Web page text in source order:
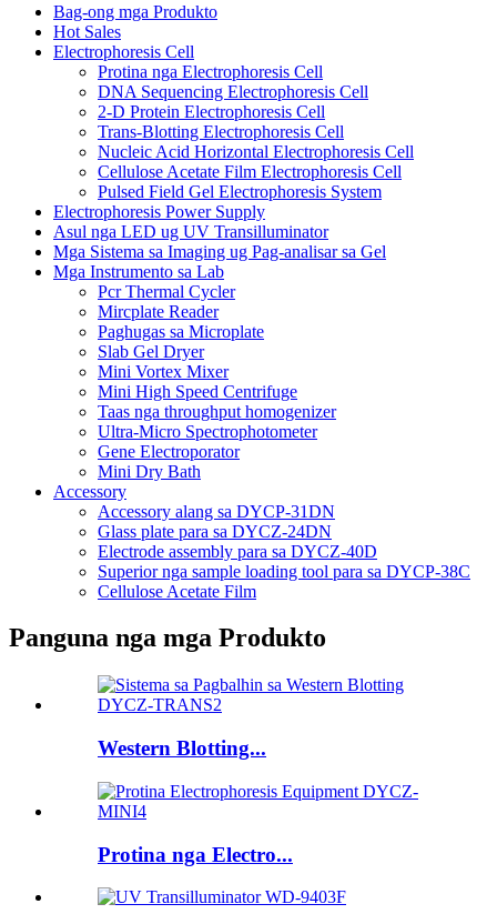
Bag-ong mga Produkto
Hot Sales
Electrophoresis Cell
Protina nga Electrophoresis Cell
DNA Sequencing Electrophoresis Cell
2-D Protein Electrophoresis Cell
Trans-Blotting Electrophoresis Cell
Nucleic Acid Horizontal Electrophoresis Cell
Cellulose Acetate Film Electrophoresis Cell
Pulsed Field Gel Electrophoresis System
Electrophoresis Power Supply
Asul nga LED ug UV Transilluminator
Mga Sistema sa Imaging ug Pag-analisar sa Gel
Mga Instrumento sa Lab
Pcr Thermal Cycler
Mircplate Reader
Paghugas sa Microplate
Slab Gel Dryer
Mini Vortex Mixer
Mini High Speed ​​Centrifuge
Taas nga throughput homogenizer
Ultra-Micro Spectrophotometer
Gene Electroporator
Mini Dry Bath
Accessory
Accessory alang sa DYCP-31DN
Glass plate para sa DYCZ-24DN
Electrode assembly para sa DYCZ-40D
Superior nga sample loading tool para sa DYCP-38C
Cellulose Acetate Film
Panguna nga mga Produkto
Western Blotting...
Protina nga Electro...